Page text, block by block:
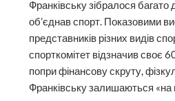
Франківську зібралося багато
об’єднав спорт. Показовими
представників різних видів
спорткомітет відзначив своє
попри фінансову скруту,
Франківську залишаються «на